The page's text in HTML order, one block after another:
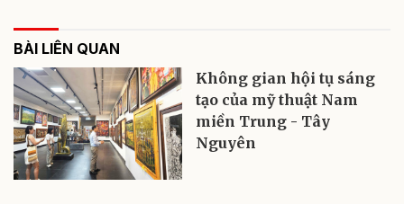
BÀI LIÊN QUAN
Không gian hội tụ sáng
tạo của mỹ thuật Nam
miền Trung - Tây
Nguyên